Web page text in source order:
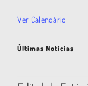
Ver Calendário
Últimas Notícias